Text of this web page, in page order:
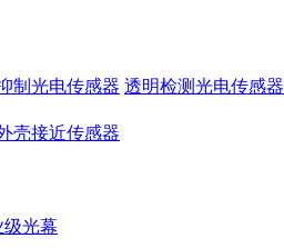
制光电传感器 透明检测光电传感器
壳接近传感器
级光幕